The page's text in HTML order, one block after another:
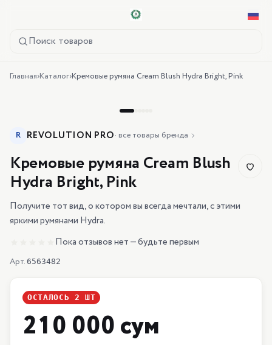
Поиск товаров
Главная›Каталог›Кремовые румяна Cream Blush Hydra Bright, Pink
R REVOLUTION PRO· все товары бренда
Кремовые румяна Cream Blush
Hydra Bright, Pink
Получите тот вид, о котором вы всегда мечтали, с этими
яркими румянами Hydra.
Пока отзывов нет — будьте первым
Арт. 6563482
ОСТАЛОСЬ 2 ШТ
210 000 сум